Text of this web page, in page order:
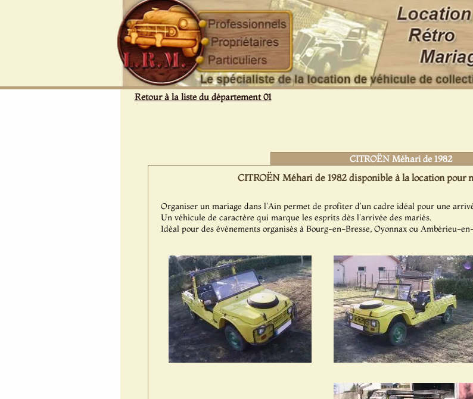
Retour à la liste du département 01
CITROËN Méhari de 1982
CITROËN Méhari de 1982 disponible à la location pour
Organiser un mariage dans l'Ain permet de profiter d'un cadre idéal pour une
Un véhicule de caractère qui marque les esprits dès l'arrivée des mariés.
Idéal pour des événements organisés à Bourg-en-Bresse, Oyonnax ou Ambérieu-
Panneau de gestion des cookies